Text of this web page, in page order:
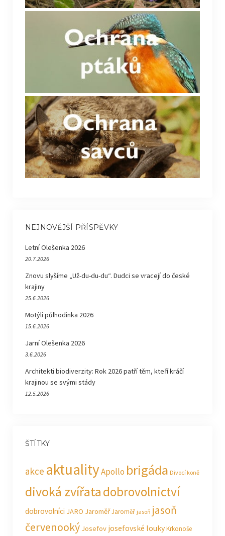
NEJNOVĚJŠÍ PŘÍSPĚVKY
Letní Olešenka 2026
20.7.2026
Znovu slyšíme „Už-du-du-du“. Dudci se vracejí do české
krajiny
25.6.2026
Motýlí půlhodinka 2026
15.6.2026
Jarní Olešenka 2026
3.6.2026
Architekti biodiverzity: Rok 2026 patří těm, kteří kráčí
krajinou se svými stády
12.5.2026
ŠTÍTKY
akce aktualityApollo brigáda Divocí koně
divoká zvířatadobrovolnictví
dobrovolníci JARO JaroměřJaroměř jasoň jasoň
červenooký Josefov josefovské loukyKrkonoše